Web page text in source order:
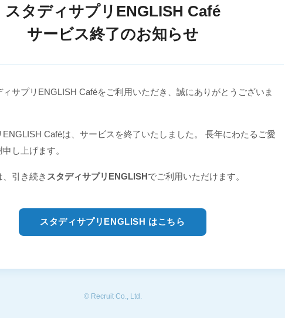
スタディサプリENGLISH Café
サービス終了のお知らせ
サプリENGLISH Caféをご利用いただき、誠にありがとうございま
ENGLISH Caféは、サービスを終了いたしました。 長年にわたるご愛
し上げます。
引き続き スタディサプリENGLISHでご利用いただけます。
スタディサプリENGLISH はこちら
© Recruit Co., Ltd.